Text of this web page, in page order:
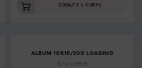
DODAJTE U KORPU
ALBUM 10X15/300 LOADING
Šifra: K2962B